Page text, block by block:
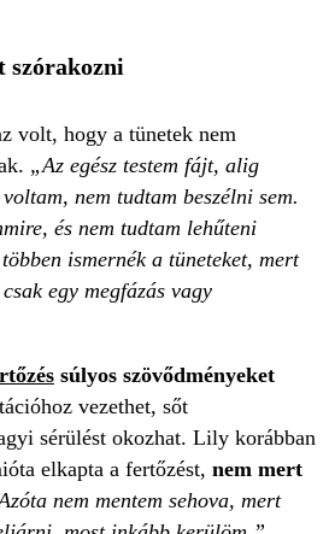
szórakozni
volt, hogy a tünetek nem
„Az egész testem fájt, alig
nem tudtam beszélni sem.
és nem tudtam lehűteni
ismernék a tüneteket, mert
egy megfázás vagy
súlyos szövődményeket
vezethet, sőt
sérülést okozhat. Lily korábban
elkapta a fertőzést, nem mert
nem mentem sehova, mert